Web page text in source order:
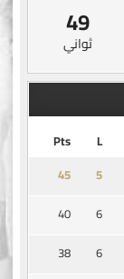
48
ثواني
L
Pts
5
45
6
40
6
38